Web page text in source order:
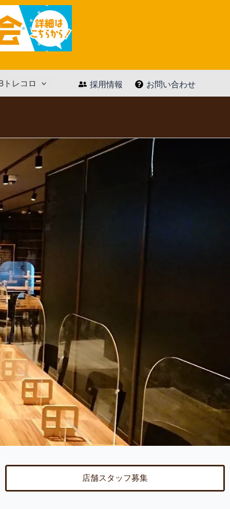
トレコロ 採用情報 お問い合わせ
店舗スタッフ募集